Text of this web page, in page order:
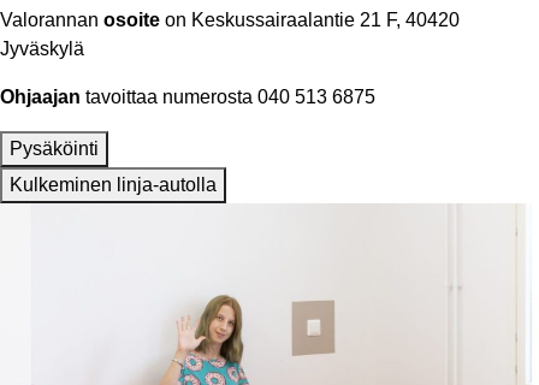
Valorannan osoite on Keskussairaalantie 21 F, 40420
Jyväskylä
Ohjaajan tavoittaa numerosta 040 513 6875
Pysäköinti
Kulkeminen linja-autolla